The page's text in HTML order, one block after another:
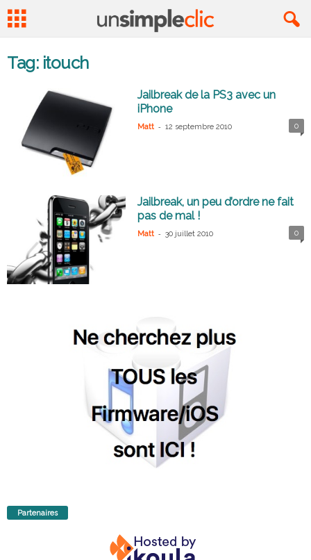
Tag: itouch
Jailbreak de la PS3 avec un
iPhone
Matt - 12 septembre 2010 0
Jailbreak, un peu d’ordre ne fait
pas de mal !
Matt - 30 juillet 2010 0
Partenaires